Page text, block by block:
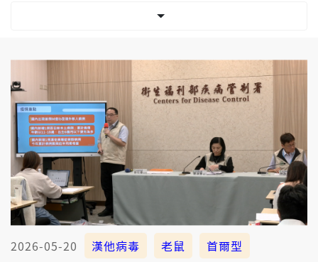
2026-05-20 漢他病毒 老鼠 首爾型